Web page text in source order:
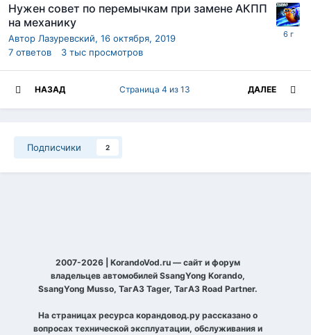
Нужен совет по перемычкам при замене АКПП
на механику
Автор Лазуревский, 16 октября, 2019
7 ответов 3 тыс просмотров
НАЗАД ДАЛЕЕ
Страница 4 из 13
Подписчики 2
2007-2026 | KorandoVod.ru — сайт и форум
владельцев автомобилей SsangYong Korando,
SsangYong Musso, ТагАЗ Tager, ТагАЗ Road Partner.
На страницах ресурса корандовод.ру рассказано о
вопросах технической эксплуатации, обслуживания и